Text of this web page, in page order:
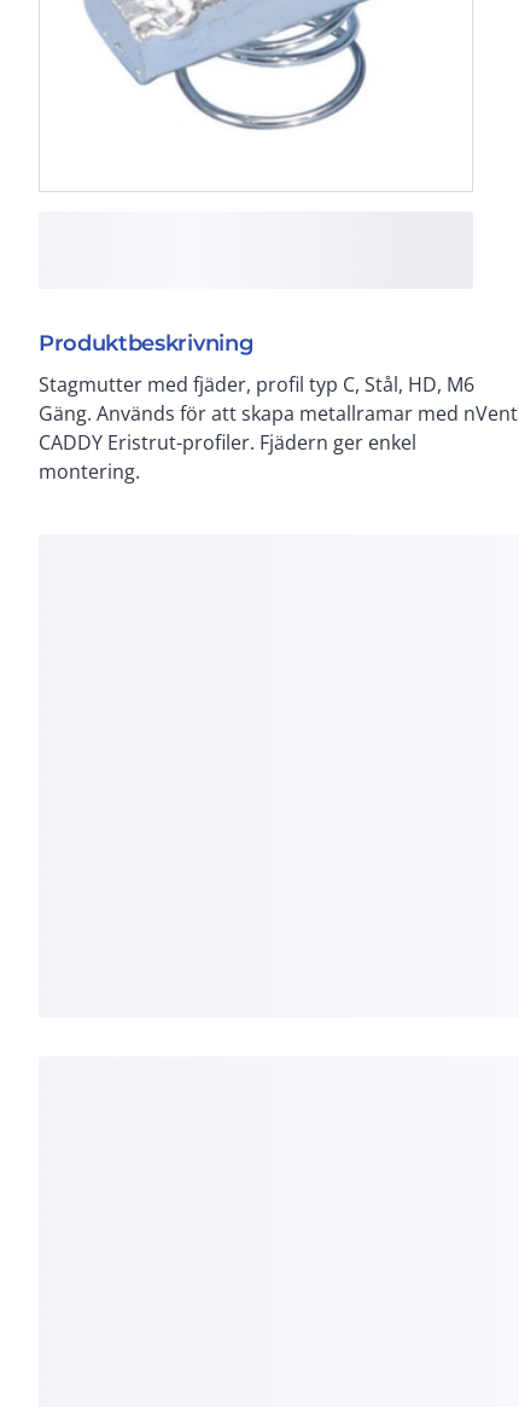
Produktbeskrivning
Stagmutter med fjäder, profil typ C, Stål, HD, M6
Gäng. Används för att skapa metallramar med nVent
CADDY Eristrut-profiler. Fjädern ger enkel
montering.